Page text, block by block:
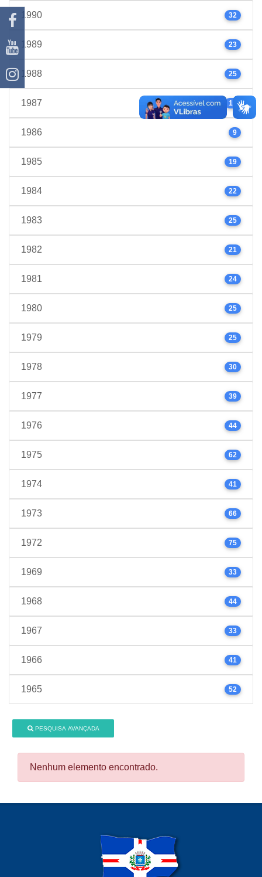
1990 32
1989 23
1988 25
1987 17
1986 9
1985 19
1984 22
1983 25
1982 21
1981 24
1980 25
1979 25
1978 30
1977 39
1976 44
1975 62
1974 41
1973 66
1972 75
1969 33
1968 44
1967 33
1966 41
1965 52
PESQUISA AVANÇADA
Nenhum elemento encontrado.